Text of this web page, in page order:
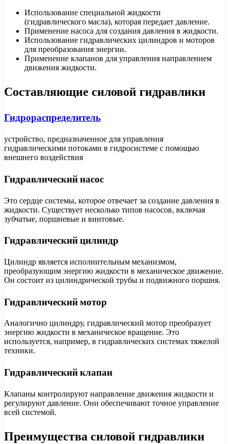
Использование специальной жидкости
(гидравлического масла), которая передает давление.
Применение насоса для создания давления в жидкости.
Использование гидравлических цилиндров и моторов
для преобразования энергии.
Применение клапанов для управления направлением
движения жидкости.
Составляющие силовой гидравлики
Гидрораспределитель
устройство, предназначенное для управления
гидравлическими потоками в гидросистеме с помощью
внешнего воздействия
Гидравлический насос
Это сердце системы, которое отвечает за создание давления в
жидкости. Существует несколько типов насосов, включая
зубчатые, поршневые и винтовые.
Гидравлический цилиндр
Цилиндр является исполнительным механизмом,
преобразующим энергию жидкости в механическое движение.
Он состоит из цилиндрической трубы и подвижного поршня.
Гидравлический мотор
Аналогично цилиндру, гидравлический мотор преобразует
энергию жидкости в механическое вращение. Это
используется, например, в гидравлических системах тяжелой
техники.
Гидравлический клапан
Клапаны контролируют направление движения жидкости и
регулируют давление. Они обеспечивают точное управление
всей системой.
Преимущества силовой гидравлики